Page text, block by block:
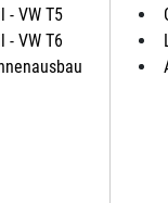
- VW T5
- VW T6